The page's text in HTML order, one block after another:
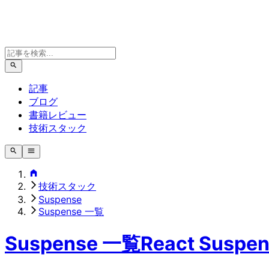
記事
ブログ
書籍レビュー
技術スタック
技術スタック
Suspense
Suspense 一覧
Suspense 一覧React